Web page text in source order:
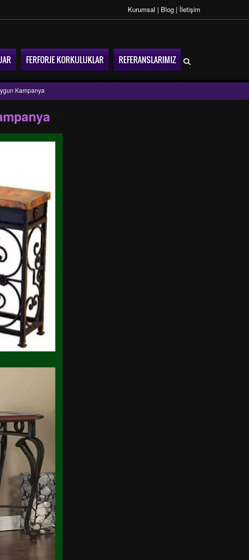
Kurumsal | Blog | İletişim
FERFORJE KORKULUKLAR REFERANSLARIMIZ
Kampanya